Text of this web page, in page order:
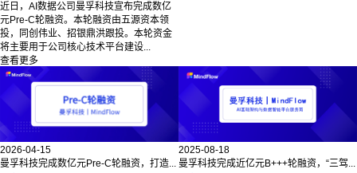
近日，AI数据公司曼孚科技宣布完成数亿
元Pre-C轮融资。本轮融资由五源资本领
投，同创伟业、招银鼎洪跟投。本轮资金
将主要用于公司核心技术平台建设...
查看更多
2026-04-15
曼孚科技完成数亿元Pre-C轮融资，打造...
2025-08-18
曼孚科技完成近亿元B+++轮融资，“三驾...